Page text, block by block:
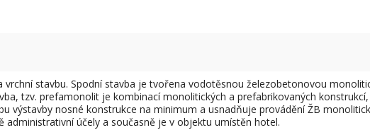
vrchní stavbu. Spodní stavba je tvořena vodotěsnou železobetonovou
tzv. prefamonolit je kombinací monolitických a prefabrikovaných
výstavby nosné konstrukce na minimum a usnadňuje provádění ŽB
administrativní účely a současně je v objektu umístěn hotel.